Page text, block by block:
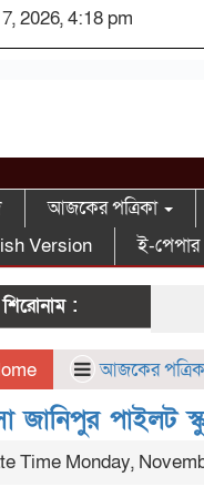
2026, 4:18 pm
আজকের পত্রিকা
Version
ই-পেপার
:
আজকের
জানিপুর পাইলট
Time Monday,